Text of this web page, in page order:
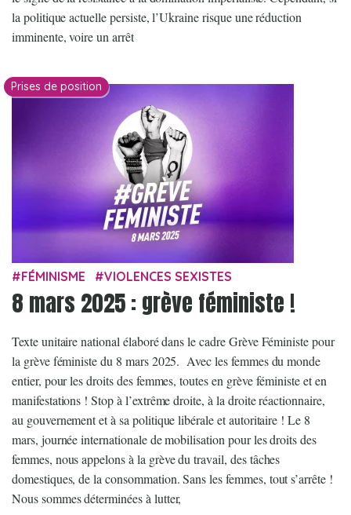
la politique actuelle persiste, l’Ukraine risque une réduction
imminente, voire un arrêt
Prises de position
FÉMINISME VIOLENCES SEXISTES
8 mars 2025 : grève féministe !
Texte unitaire national élaboré dans le cadre Grève Féministe pour
la grève féministe du 8 mars 2025. Avec les femmes du monde
entier, pour les droits des femmes, toutes en grève féministe et en
manifestations ! Stop à l’extrême droite, à la droite réactionnaire,
au gouvernement et à sa politique libérale et autoritaire ! Le 8
mars, journée internationale de mobilisation pour les droits des
femmes, nous appelons à la grève du travail, des tâches
domestiques, de la consommation. Sans les femmes, tout s’arrête !
Nous sommes déterminées à lutter,